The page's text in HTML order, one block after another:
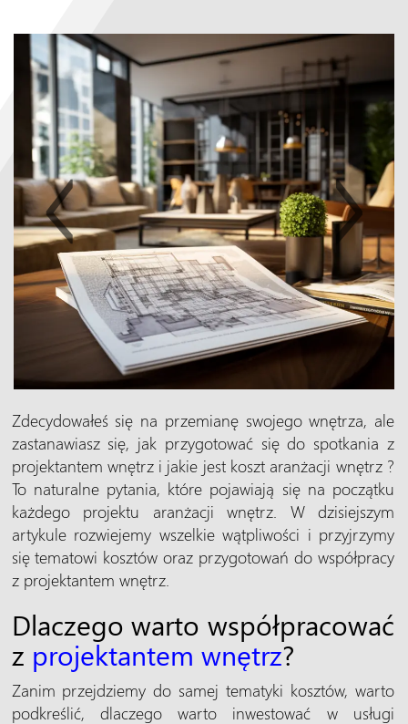
Zdecydowałeś się na przemianę swojego wnętrza, ale
zastanawiasz się, jak przygotować się do spotkania z
projektantem wnętrz i jakie jest koszt aranżacji wnętrz ?
To naturalne pytania, które pojawiają się na początku
każdego projektu aranżacji wnętrz. W dzisiejszym
artykule rozwiejemy wszelkie wątpliwości i przyjrzymy
się tematowi kosztów oraz przygotowań do współpracy
z projektantem wnętrz.
Dlaczego warto współpracować
z projektantem wnętrz?
Zanim przejdziemy do samej tematyki kosztów, warto
podkreślić, dlaczego warto inwestować w usługi